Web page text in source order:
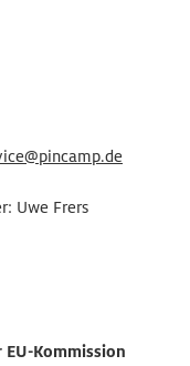
Uwe Frers
Kommission